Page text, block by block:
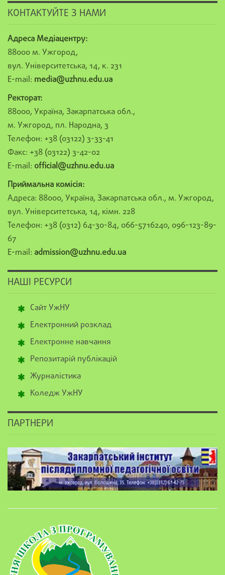
КОНТАКТУЙТЕ З НАМИ
Адреса Медіацентру:
88000 м. Ужгород,
вул. Університетська, 14, к. 231
E-mail: media@uzhnu.edu.ua
Ректорат:
88000, Україна, Закарпатська обл.,
м. Ужгород, пл. Народна, 3
Телефон: +38 (03122) 3-33-41
Факс: +38 (03122) 3-42-02
E-mail: official@uzhnu.edu.ua
Приймальна комісія:
Адреса: 88000, Україна, Закарпатська обл., м. Ужгород,
вул. Університетська, 14, кімн. 228
Телефон: +38 (0312) 64-30-84, 066-5716240, 096-123-89-
67
E-mail: admission@uzhnu.edu.ua
НАШІ РЕСУРСИ
Сайт УжНУ
Електронний розклад
Електронне навчання
Репозитарій публікацій
Журналістика
Коледж УжНУ
ПАРТНЕРИ